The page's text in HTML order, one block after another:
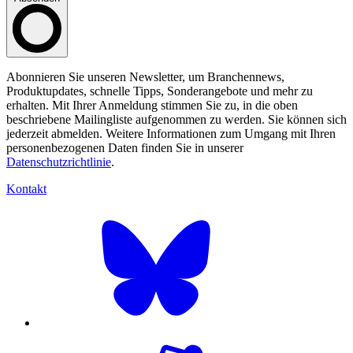
Abonnieren Sie unseren Newsletter, um Branchennews,
Produktupdates, schnelle Tipps, Sonderangebote und mehr zu
erhalten. Mit Ihrer Anmeldung stimmen Sie zu, in die oben
beschriebene Mailingliste aufgenommen zu werden. Sie können sich
jederzeit abmelden. Weitere Informationen zum Umgang mit Ihren
personenbezogenen Daten finden Sie in unserer
Datenschutzrichtlinie.
Kontakt